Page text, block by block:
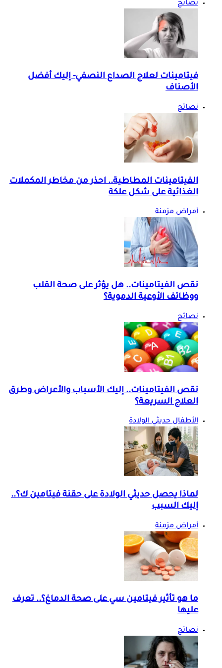
نصائح
فيتامينات لعلاج الصداع النصفي- إليك أفضل
الأصناف
نصائح
الفيتامينات المطاطية.. احذر من مخاطر المكملات
الغذائية على شكل علكة
أمراض مزمنة
نقص الفيتامينات.. هل يؤثر على صحة القلب
ووظائف الأوعية الدموية؟
نصائح
نقص الفيتامينات.. إليك الأسباب والأعراض وطرق
العلاج السريعة؟
الأطفال حديثي الولادة
لماذا يحصل حديثي الولادة على حقنة فيتامين ك؟..
إليك السبب
أمراض مزمنة
ما هو تأثير فيتامين سي على صحة الدماغ؟.. تعرف
عليها
نصائح